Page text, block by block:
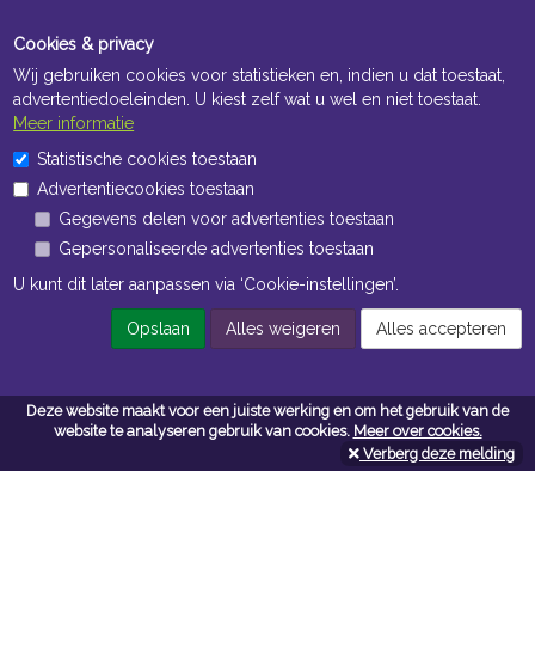
Deze website maakt voor een juiste werking en om het gebruik van de
website te analyseren gebruik van cookies. Meer over cookies.
Verberg deze melding
Contacteer ons
Cookies & privacy
Wij gebruiken cookies voor statistieken en, indien u dat toestaat,
advertentiedoeleinden. U kiest zelf wat u wel en niet toestaat.
Meer informatie
Statistische cookies toestaan
Advertentiecookies toestaan
Gegevens delen voor advertenties toestaan
Gepersonaliseerde advertenties toestaan
U kunt dit later aanpassen via ‘Cookie-instellingen’.
Opslaan Alles weigeren Alles accepteren